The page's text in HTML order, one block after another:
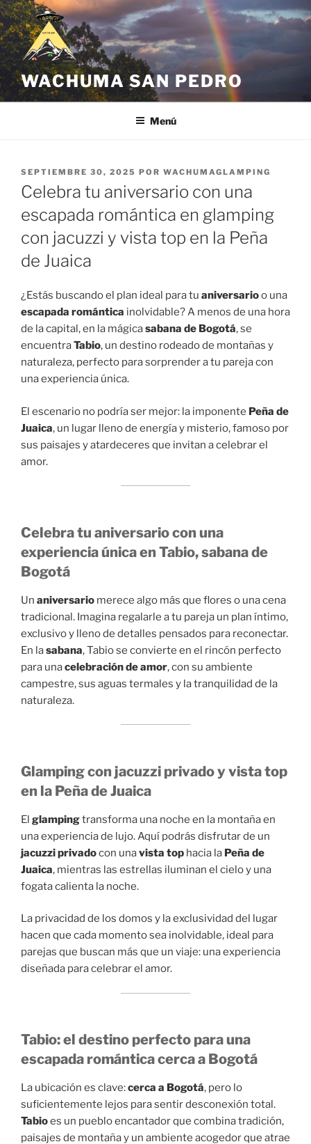
Saltar
al
contenido
WACHUMA SAN PEDRO
Menú
PUBLICADO
EL
SEPTIEMBRE 30, 2025 POR WACHUMAGLAMPING
Celebra tu aniversario con una
escapada romántica en glamping
con jacuzzi y vista top en la Peña
de Juaica
¿Estás buscando el plan ideal para tu aniversarioo una
escapada romántica inolvidable? A menos de una hora
de la capital, en la mágicasabana de Bogotá, se
encuentraTabio, un destino rodeado de montañas y
naturaleza, perfecto para sorprender a tu pareja con
una experiencia única.
El escenario no podría ser mejor: la imponente Peña de
Juaica, un lugar lleno de energía y misterio, famoso por
sus paisajes y atardeceres que invitan a celebrar el
amor.
Celebra tu aniversario con una
experiencia única en Tabio, sabana de
Bogotá
Un aniversario merece algo más que flores o una cena
tradicional. Imagina regalarle a tu pareja un plan íntimo,
exclusivo y lleno de detalles pensados para reconectar.
En lasabana, Tabio se convierte en el rincón perfecto
para unacelebración de amor, con su ambiente
campestre, sus aguas termales y la tranquilidad de la
naturaleza.
Glamping con jacuzzi privado y vista top
en la Peña de Juaica
El glampingtransforma una noche en la montaña en
una experiencia de lujo. Aquí podrás disfrutar de un
jacuzzi privadocon unavista top hacia la Peña de
Juaica, mientras las estrellas iluminan el cielo y una
fogata calienta la noche.
La privacidad de los domos y la exclusividad del lugar
hacen que cada momento sea inolvidable, ideal para
parejas que buscan más que un viaje: una experiencia
diseñada para celebrar el amor.
Tabio: el destino perfecto para una
escapada romántica cerca a Bogotá
La ubicación es clave:cerca a Bogotá, pero lo
suficientemente lejos para sentir desconexión total.
Tabioes un pueblo encantador que combina tradición,
paisajes de montaña y un ambiente acogedor que atrae